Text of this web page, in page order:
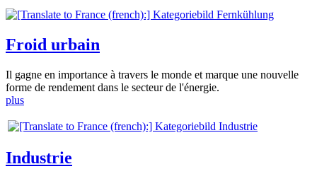
Froid urbain
Il gagne en importance à travers le monde et marque une nouvelle
forme de rendement dans le secteur de l'énergie.
plus
Industrie